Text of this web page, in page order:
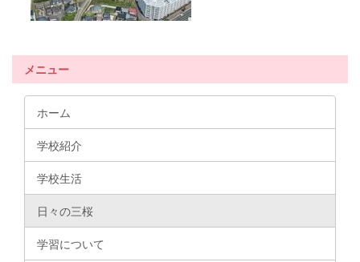
メニュー
ホーム
学校紹介
学校生活
日々の三桜
学習について